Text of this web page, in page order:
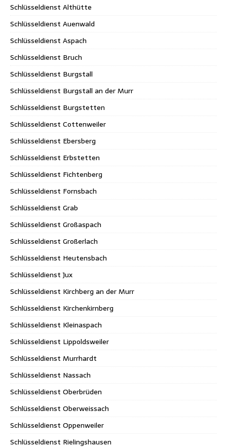
Schlüsseldienst Althütte
Schlüsseldienst Auenwald
Schlüsseldienst Aspach
Schlüsseldienst Bruch
Schlüsseldienst Burgstall
Schlüsseldienst Burgstall an der Murr
Schlüsseldienst Burgstetten
Schlüsseldienst Cottenweiler
Schlüsseldienst Ebersberg
Schlüsseldienst Erbstetten
Schlüsseldienst Fichtenberg
Schlüsseldienst Fornsbach
Schlüsseldienst Grab
Schlüsseldienst Großaspach
Schlüsseldienst Großerlach
Schlüsseldienst Heutensbach
Schlüsseldienst Jux
Schlüsseldienst Kirchberg an der Murr
Schlüsseldienst Kirchenkirnberg
Schlüsseldienst Kleinaspach
Schlüsseldienst Lippoldsweiler
Schlüsseldienst Murrhardt
Schlüsseldienst Nassach
Schlüsseldienst Oberbrüden
Schlüsseldienst Oberweissach
Schlüsseldienst Oppenweiler
Schlüsseldienst Rielingshausen